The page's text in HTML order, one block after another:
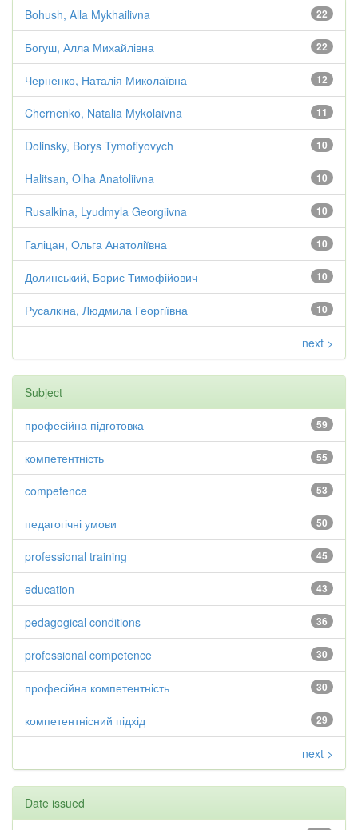
22
Bohush, Alla Mykhailivna
22
Богуш, Алла Михайлівна
12
Черненко, Наталія Миколаївна
11
Chernenko, Natalia Mykolaivna
10
Dolinsky, Borys Tymofiyovych
10
Halitsan, Olha Anatoliivna
10
Rusalkina, Lyudmyla Georgіivna
10
Галіцан, Ольга Анатоліївна
10
Долинський, Борис Тимофійович
10
Русалкіна, Людмила Георгіївна
next >
Subject
59
професійна підготовка
55
компетентність
53
competence
50
педагогічні умови
45
professional training
43
education
36
pedagogical conditions
30
professional competence
30
професійна компетентність
29
компетентнісний підхід
next >
Date issued